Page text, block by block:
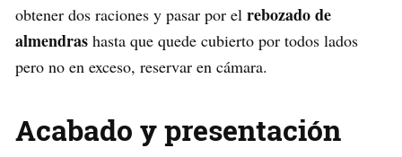
obtener dos raciones y pasar por el rebozado de
almendras hasta que quede cubierto por todos lados
pero no en exceso, reservar en cámara.
Acabado y presentación